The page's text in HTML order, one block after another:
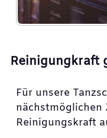
Reinigungkraft
Für unsere
nächstmöglichen
Reinigungskraft